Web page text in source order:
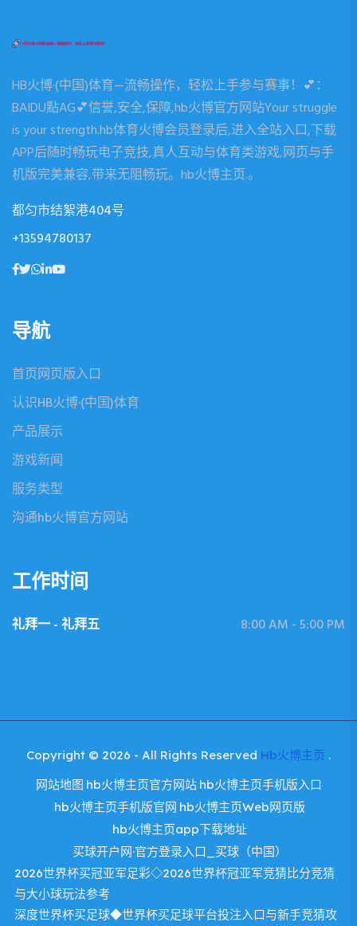
HB火博·(中国)体育—流畅操作，轻松上手参与赛事！💕：
BAIDU點AG💕信誉,安全,保障,hb火博官方网站Your struggle
is your strength.hb体育火博会员登录后,进入全站入口,下载
APP后随时畅玩电子竞技,真人互动与体育类游戏,网页与手
机版完美兼容,带来无阻畅玩。hb火博主页.。
都匀市结絮港404号
+13594780137
导航
首页网页版入口
认识HB火博·(中国)体育
产品展示
游戏新闻
服务类型
沟通hb火博官方网站
工作时间
礼拜一 - 礼拜五 8:00 AM - 5:00 PM
Copyright © 2026 - All Rights Reserved Hb火博主页 .
网站地图 hb火博主页官方网站 hb火博主页手机版入口
hb火博主页手机版官网 hb火博主页Web网页版
hb火博主页app下载地址
买球开户网·官方登录入口_买球（中国）
2026世界杯买冠亚军足彩◇2026世界杯冠亚军竞猜比分竞猜
与大小球玩法参考
深度世界杯买足球◆世界杯买足球平台投注入口与新手竞猜攻